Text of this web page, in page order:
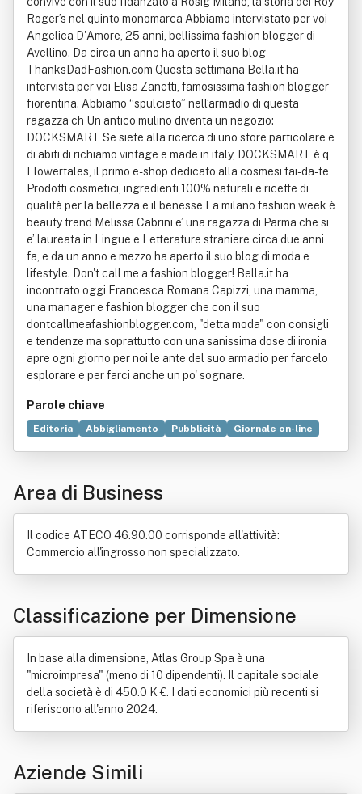
Roger’s nel quinto monomarca Abbiamo intervistato per voi
Angelica D'Amore, 25 anni, bellissima fashion blogger di
Avellino. Da circa un anno ha aperto il suo blog
ThanksDadFashion.com Questa settimana Bella.it ha
intervista per voi Elisa Zanetti, famosissima fashion blogger
fiorentina. Abbiamo “spulciato” nell’armadio di questa
ragazza ch Un antico mulino diventa un negozio:
DOCKSMART Se siete alla ricerca di uno store particolare e
di abiti di richiamo vintage e made in italy, DOCKSMART è q
Flowertales, il primo e-shop dedicato alla cosmesi fai-da-te
Prodotti cosmetici, ingredienti 100% naturali e ricette di
qualità per la bellezza e il benesse La milano fashion week è
beauty trend Melissa Cabrini e’ una ragazza di Parma che si
e’ laureata in Lingue e Letterature straniere circa due anni
fa, e da un anno e mezzo ha aperto il suo blog di moda e
lifestyle. Don't call me a fashion blogger! Bella.it ha
incontrato oggi Francesca Romana Capizzi, una mamma,
una manager e fashion blogger che con il suo
dontcallmeafashionblogger.com, "detta moda" con consigli
e tendenze ma soprattutto con una sanissima dose di ironia
apre ogni giorno per noi le ante del suo armadio per farcelo
esplorare e per farci anche un po' sognare.
Parole chiave
Editoria Abbigliamento Pubblicità
Giornale on-line
Pantaloni
Arditi Prima Comunicazione
Manifesto (stampato)
Prodotto (economia)
Area di Business
Il codice ATECO 46.90.00 corrisponde all'attività:
Commercio all'ingrosso non specializzato.
Classificazione per Dimensione
In base alla dimensione, Atlas Group Spa è una
"microimpresa" (meno di 10 dipendenti). Il capitale sociale
della società è di 450.0 K €. I dati economici più recenti si
riferiscono all'anno 2024.
Aziende Simili